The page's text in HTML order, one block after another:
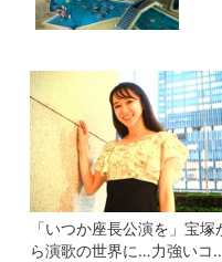
「いつか座長公演を」宝塚
ら演歌の世界に…力強いコ